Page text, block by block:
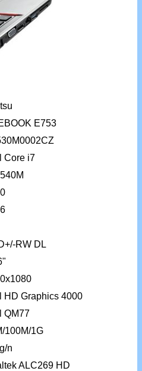
E753
Core i7
RW DL
HD Graphics 4000
QM77
100M/1G
n
ALC269 HD